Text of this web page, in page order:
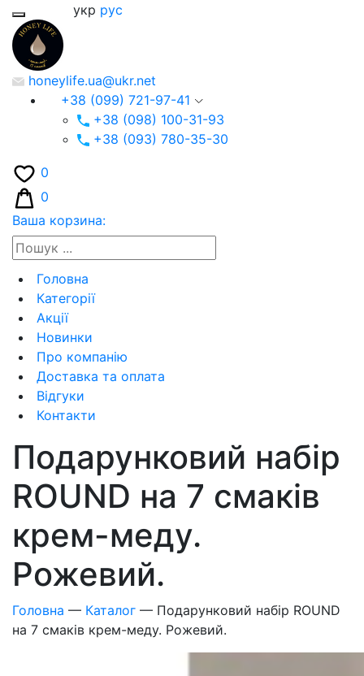
укр рус
honeylife.ua@ukr.net
+38 (099) 721-97-41
+38 (098) 100-31-93
+38 (093) 780-35-30
0
0
Ваша корзина:
Головна
Категорії
Акції
Новинки
Про компанію
Доставка та оплата
Відгуки
Контакти
Подарунковий набір
ROUND на 7 смаків
крем-меду.
Рожевий.
Головна — Каталог — Подарунковий набір ROUND
на 7 смаків крем-меду. Рожевий.